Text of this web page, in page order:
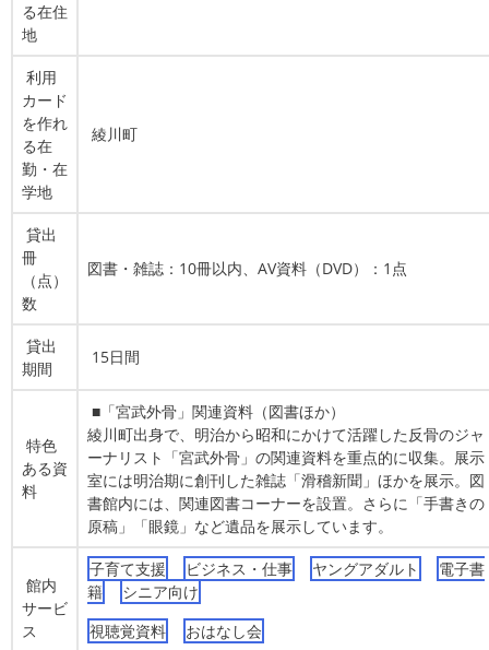
る在住
地
利用
カード
を作れ
る在
勤・在
学地
綾川町
貸出
冊
（点）
数
図書・雑誌：10冊以内、AV資料（DVD）：1点
貸出
期間
15日間
特色
ある資
料
■「宮武外骨」関連資料（図書ほか）
綾川町出身で、明治から昭和にかけて活躍した反骨のジャ
ーナリスト「宮武外骨」の関連資料を重点的に収集。展示
室には明治期に創刊した雑誌「滑稽新聞」ほかを展示。図
書館内には、関連図書コーナーを設置。さらに「手書きの
原稿」「眼鏡」など遺品を展示しています。
館内
サービ
ス
子育て支援 ビジネス・仕事 ヤングアダルト
電子書
籍
シニア向け
視聴覚資料
おはなし会